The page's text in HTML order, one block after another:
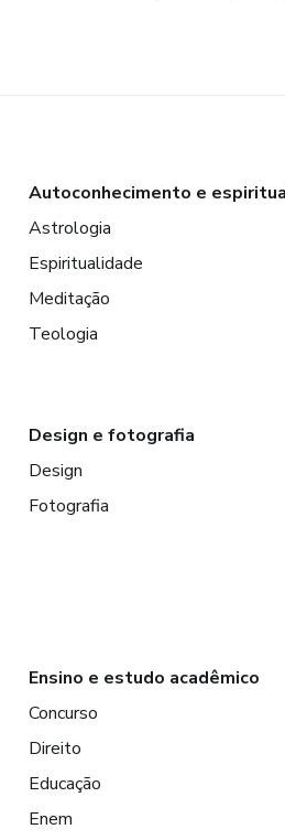
Autoconhecimento e
Astrologia
Espiritualidade
Meditação
Teologia
Design e fotografia
Design
Fotografia
Ensino e estudo acadêmico
Concurso
Direito
Educação
Enem